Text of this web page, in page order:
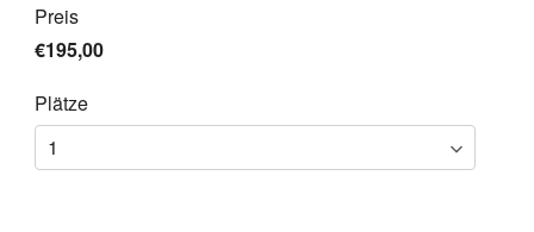
Preis
€195,00
Plätze